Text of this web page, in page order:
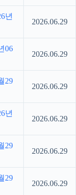
년
2026.06.29
06
2026.06.29
29
2026.06.29
년
2026.06.29
29
2026.06.29
29
2026.06.29